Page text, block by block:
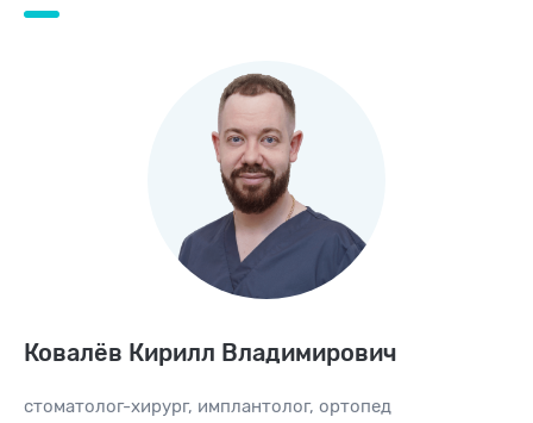
Ковалёв Кирилл Владимирович
стоматолог-хирург, имплантолог, ортопед